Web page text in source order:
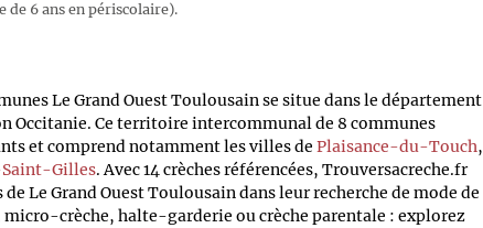
de 6 ans en périscolaire).
Le Grand Ouest Toulousain se situe dans le département
Occitanie. Ce territoire intercommunal de 8 communes
et comprend notamment les villes de Plaisance-du-Touch,
Gilles. Avec 14 crèches référencées, Trouversacreche.fr
Le Grand Ouest Toulousain dans leur recherche de mode de
micro-crèche, halte-garderie ou crèche parentale : explorez